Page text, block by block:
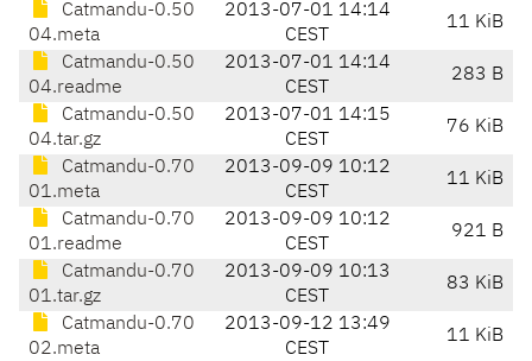
Catmandu-0.50
04.meta
2013-07-01 14:14
CEST
11 KiB
Catmandu-0.50
04.readme
2013-07-01 14:14
CEST
283 B
Catmandu-0.50
04.tar.gz
2013-07-01 14:15
CEST
76 KiB
Catmandu-0.70
01.meta
2013-09-09 10:12
CEST
11 KiB
Catmandu-0.70
01.readme
2013-09-09 10:12
CEST
921 B
Catmandu-0.70
01.tar.gz
2013-09-09 10:13
CEST
83 KiB
Catmandu-0.70
02.meta
2013-09-12 13:49
CEST
11 KiB